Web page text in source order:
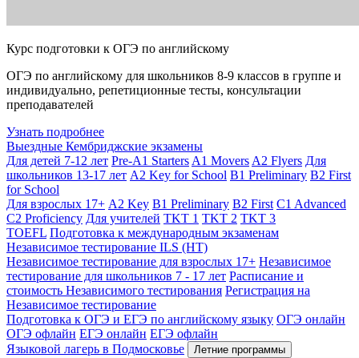
Курс подготовки к ОГЭ по английскому
ОГЭ по английскому для школьников 8-9 классов в группе и
индивидуально, репетиционные тесты, консультации
преподавателей
Узнать подробнее
Выездные Кембриджские экзамены
Для детей 7-12 лет Pre-A1 Starters A1 Movers A2 Flyers Для
школьников 13-17 лет A2 Key for School B1 Preliminary B2 First
for School
Для взрослых 17+ A2 Key B1 Preliminary B2 First C1 Advanced
C2 Proficiency Для учителей TKT 1 TKT 2 TKT 3
TOEFL Подготовка к международным экзаменам
Независимое тестирование ILS (НТ)
Независимое тестирование для взрослых 17+ Независимое
тестирование для школьников 7 - 17 лет Расписание и
стоимость Независимого тестирования Регистрация на
Независимое тестирование
Подготовка к ОГЭ и ЕГЭ по английскому языку ОГЭ онлайн
ОГЭ офлайн ЕГЭ онлайн ЕГЭ офлайн
Языковой лагерь в Подмосковье
Летние программы